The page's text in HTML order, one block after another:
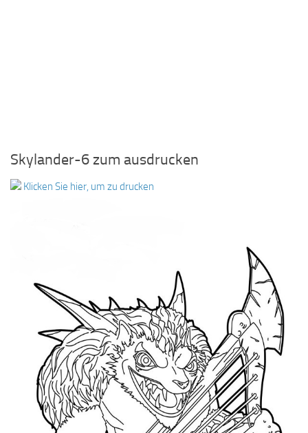
Skylander-6 zum ausdrucken
Klicken Sie hier, um zu drucken